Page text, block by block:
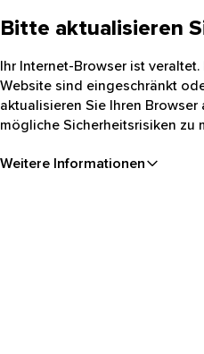
Bitte aktualisieren
Ihr Internet-Browser ist
Website sind eingeschränkt
aktualisieren Sie Ihren Browser
mögliche Sicherheitsrisiken zu
Weitere Informationen